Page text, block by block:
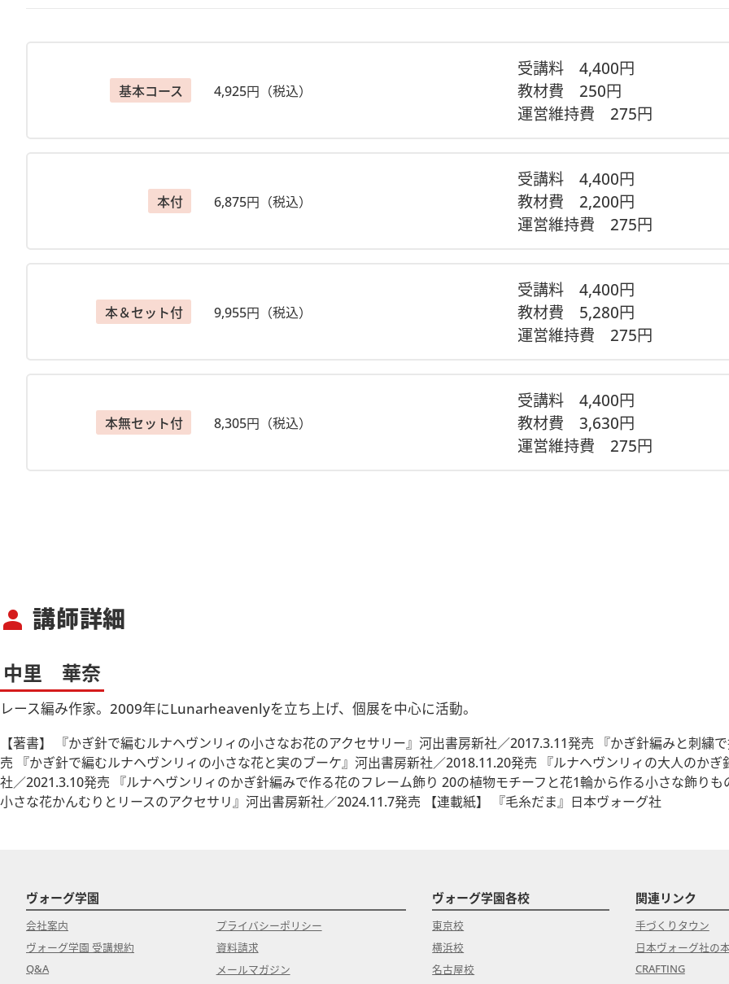
栞の作り方(作業手順やポイント) 、ワイヤー、ご案内用紙（アーカイブ視聴方法など）
基本コースの内容と、書籍
【お申込締め切りや発送について】
※お届け着日は地域により差がございます。
※硬化スプレー(ネオルシール)はスプレー缶です。航空便が利用できないため、陸路でのお届けとなります。
【注意事項】
◆［事前にお届けするもの］をお受け取りになりましたら、同梱の＂ご案内用紙＂をよく読み、材料キットの内容物が
メール online-div@voguegakuen.com
営業時間 9：30－17：15
基本コース 4,925円（税込）
受講料4,400円
教材費 250円
運営維持費 275円
本付 6,875円（税込）
受講料4,400円
教材費 2,200円
運営維持費 275円
本＆セット付 9,955円（税込）
受講料4,400円
教材費 5,280円
運営維持費 275円
本無セット付 8,305円（税込）
受講料4,400円
教材費3,630円
運営維持費 275円
person 講師詳細
中里 華奈
レース編み作家。2009年にLunarheavenlyを立ち上げ、個展を中心に活動。
【著書】 『かぎ針で編むルナヘヴンリィの小さなお花のアクセサリー』河出書房新社／2017.3.11発売 『かぎ針編みと刺
売 『かぎ針で編むルナヘヴンリィの小さな花と実のブーケ』河出書房新社／2018.11.20発売 『ルナヘヴンリィの大人のか
社／2021.3.10発売 『ルナヘヴンリィのかぎ針編みで作る花のフレーム飾り 20の植物モチーフと花1輪から作る小さな飾り
小さな花かんむりとリースのアクセサリ』河出書房新社／2024.11.7発売 【連載紙】 『毛糸だま』日本ヴォーグ社
ヴォーグ学園
会社案内
ヴォーグ学園 受講規約
Q&A
プライバシーポリシー
資料請求
メールマガジン
ヴォーグ学園各校
東京校
横浜校
名古屋校
関連リンク
手づくりタウン
日本ヴォーグ社の本
CRAFTING